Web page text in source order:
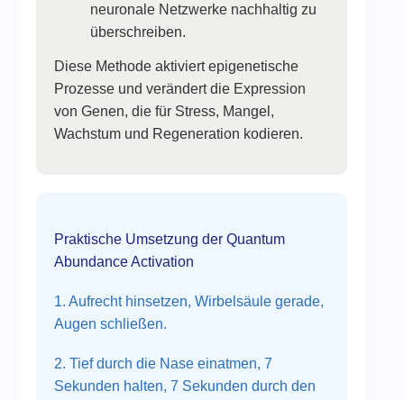
neuronale Netzwerke nachhaltig zu
überschreiben.
Diese Methode aktiviert epigenetische
Prozesse und verändert die Expression
von Genen, die für Stress, Mangel,
Wachstum und Regeneration kodieren.
Praktische Umsetzung der Quantum
Abundance Activation
1. Aufrecht hinsetzen, Wirbelsäule gerade,
Augen schließen.
2. Tief durch die Nase einatmen, 7
Sekunden halten, 7 Sekunden durch den